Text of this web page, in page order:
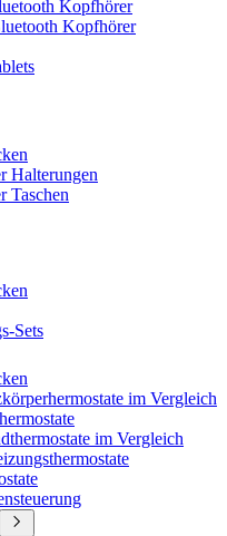
Kopfhörer
Kopfhörer
Halterungen
Taschen
Sets
im Vergleich
im Vergleich